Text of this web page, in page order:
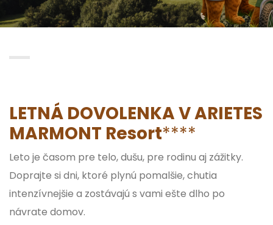
LETNÁ DOVOLENKA V ARIETES
MARMONT Resort****
Leto je časom pre telo, dušu, pre rodinu aj zážitky.
Doprajte si dni, ktoré plynú pomalšie, chutia
intenzívnejšie a zostávajú s vami ešte dlho po
návrate domov.